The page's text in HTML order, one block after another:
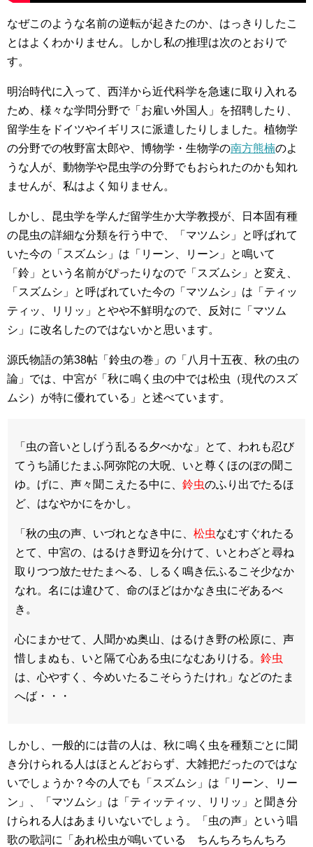
なぜこのような名前の逆転が起きたのか、はっきりしたこ
とはよくわかりません。しかし私の推理は次のとおりで
す。
明治時代に入って、西洋から近代科学を急速に取り入れる
ため、様々な学問分野で「お雇い外国人」を招聘したり、
留学生をドイツやイギリスに派遣したりしました。植物学
の分野での牧野富太郎や、博物学・生物学の南方熊楠のよ
うな人が、動物学や昆虫学の分野でもおられたのかも知れ
ませんが、私はよく知りません。
しかし、昆虫学を学んだ留学生か大学教授が、日本固有種
の昆虫の詳細な分類を行う中で、「マツムシ」と呼ばれて
いた今の「スズムシ」は「リーン、リーン」と鳴いて
「鈴」という名前がぴったりなので「スズムシ」と変え、
「スズムシ」と呼ばれていた今の「マツムシ」は「ティッ
ティッ、リリッ」とやや不鮮明なので、反対に「マツム
シ」に改名したのではないかと思います。
源氏物語の第38帖「鈴虫の巻」の「八月十五夜、秋の虫の
論」では、中宮が「秋に鳴く虫の中では松虫（現代のスズ
ムシ）が特に優れている」と述べています。
「虫の音いとしげう乱るる夕べかな」とて、われも忍び
てうち誦じたまふ阿弥陀の大呪、いと尊くほのぼの聞こ
ゆ。げに、声々聞こえたる中に、 鈴虫のふり出でたるほ
ど、はなやかにをかし。
「秋の虫の声、いづれとなき中に、 松虫なむすぐれたる
とて、中宮の、はるけき野辺を分けて、いとわざと尋ね
取りつつ放たせたまへる、しるく鳴き伝ふるこそ少なか
なれ。名には違ひて、命のほどはかなき虫にぞあるべ
き。
心にまかせて、人聞かぬ奥山、はるけき野の松原に、声
惜しまぬも、いと隔て心ある虫になむありける。 鈴虫
は、心やすく、今めいたるこそらうたけれ」などのたま
へば・・・
しかし、一般的には昔の人は、秋に鳴く虫を種類ごとに聞
き分けられる人はほとんどおらず、大雑把だったのではな
いでしょうか？今の人でも「スズムシ」は「リーン、リー
ン」、「マツムシ」は「ティッティッ、リリッ」と聞き分
けられる人はあまりいないでしょう。「虫の声」という唱
歌の歌詞に「あれ松虫が鳴いている ちんちろちんちろ